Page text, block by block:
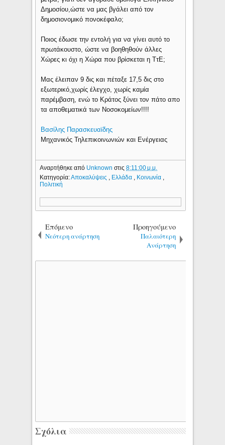
Δημοσίου,ώστε να μας βγάλει από τον
δημοσιονομικό πονοκέφαλο;
Ποιος έδωσε την εντολή για να γίνει αυτό το
πρωτάκουστο, ώστε να βοηθηθούν άλλες
Χώρες κι όχι η Χώρα που βρίσκεται η ΤτΕ;
Μας έλειπαν 9 δις και πέταξε 17,5 δις στο
εξωτερικό,χωρίς έλεγχο, χωρίς καμία
παρέμβαση, ενώ το Κράτος ξύνει τον πάτο απο
τα αποθεματικά των Νοσοκομείων!!!!
Βασίλης Παρασκευαϊδης
Μηχανικός Τηλεπικοινωνιών και Ενέργειας
Αναρτήθηκε από Unknownστις8:11:00 μ.μ.
Κατηγορία:Αποκαλύψεις Ελλάδα Κοινωνία
Πολιτική
Επόμενο
Νεότερη ανάρτηση
Προηγούμενο
Παλαιότερη
Ανάρτηση
Σχόλια